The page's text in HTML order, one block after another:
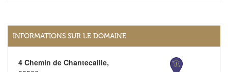
INFORMATIONS SUR LE DOMAINE
4 Chemin de Chantecaille,